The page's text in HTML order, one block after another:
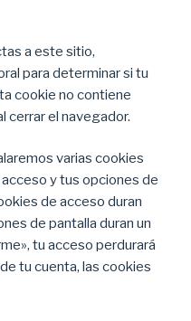
a este sitio,
para determinar si tu
cookie no contiene
cerrar el navegador.
varias cookies
y tus opciones de
de acceso duran
de pantalla duran un
tu acceso perdurará
tu cuenta, las cookies